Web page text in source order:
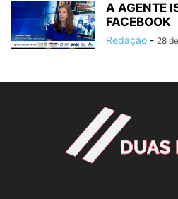
A AGENTE
FACEBOOK
Redação - 28